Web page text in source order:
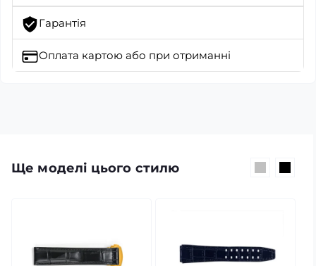
Гарантія
Оплата картою або при отриманні
Ще моделі цього стилю